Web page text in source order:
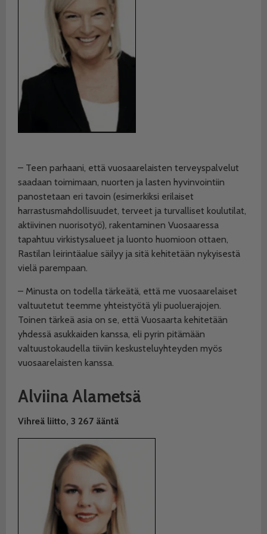
– Teen parhaani, että vuosaarelaisten terveyspalvelut
saadaan toimimaan, nuorten ja lasten hyvinvointiin
panostetaan eri tavoin (esimerkiksi erilaiset
harrastusmahdollisuudet, terveet ja turvalliset koulutilat,
aktiivinen nuorisotyö), rakentaminen Vuosaaressa
tapahtuu virkistysalueet ja luonto huomioon ottaen,
Rastilan leirintäalue säilyy ja sitä kehitetään nykyisestä
vielä parempaan.
– Minusta on todella tärkeätä, että me vuosaarelaiset
valtuutetut teemme yhteistyötä yli puoluerajojen.
Toinen tärkeä asia on se, että Vuosaarta kehitetään
yhdessä asukkaiden kanssa, eli pyrin pitämään
valtuustokaudella tiiviin keskusteluyhteyden myös
vuosaarelaisten kanssa.
Alviina Alametsä
Vihreä liitto, 3 267 ääntä